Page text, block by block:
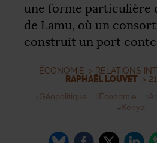
une forme particulière
de Lamu, où un
construit un port
ÉCONOMIE > RELATIONS
RAPHAËL LOUVET >
Géopolitique Économie
Kenya